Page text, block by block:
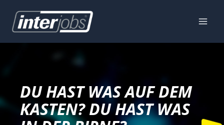
Inhalt
springen
DU HAST WAS AUF DEM
KASTEN? DU HAST WAS